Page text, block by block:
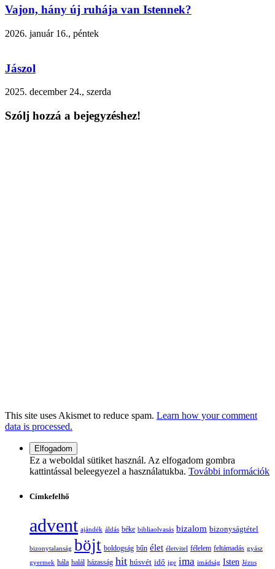
Vajon, hány új ruhája van Istennek?
2026. január 16., péntek
Jászol
2025. december 24., szerda
Szólj hozzá a bejegyzéshez!
This site uses Akismet to reduce spam. Learn how your comment
data is processed.
Ez a weboldal sütiket használ. Az elfogadom gombra
kattintással beleegyezel a használatukba. További információk
Címkefelhő
advent ajándék áldás béke bibliaolvasás bizalom bizonyságtétel
bizonytalanság böjt boldogság bűn élet életvitel félelem feltámadás gyász
gyermek hála halál házasság hit húsvét idő ige ima imádság Isten Jézus